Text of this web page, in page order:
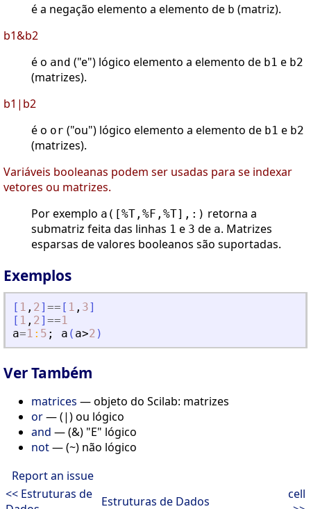
é a negação elemento a elemento de b (matriz).
b1&b2
é o and ("e") lógico elemento a elemento de b1 e b2
(matrizes).
b1|b2
é o or ("ou") lógico elemento a elemento de b1 e b2
(matrizes).
Variáveis booleanas podem ser usadas para se indexar
vetores ou matrizes.
Por exemplo a([%T,%F,%T],:) retorna a
submatriz feita das linhas 1 e 3 de a. Matrizes
esparsas de valores booleanos são suportadas.
Exemplos
[ 1 , 2] == [ 1 , 3]
[ 1 , 2] ==1
a=1 : 5 ; a ( a>2 )
Ver Também
matrices — objeto do Scilab: matrizes
or— (|) ou lógico
and — (&) "E" lógico
not— (~) não lógico
Report an issue
<< Estruturas de
Estruturas de Dados
cell